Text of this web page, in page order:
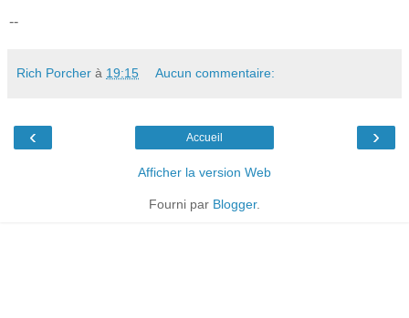
--
Rich Porcher à 19:15 Aucun commentaire:
‹ ›
Accueil
Afficher la version Web
Fourni par Blogger.